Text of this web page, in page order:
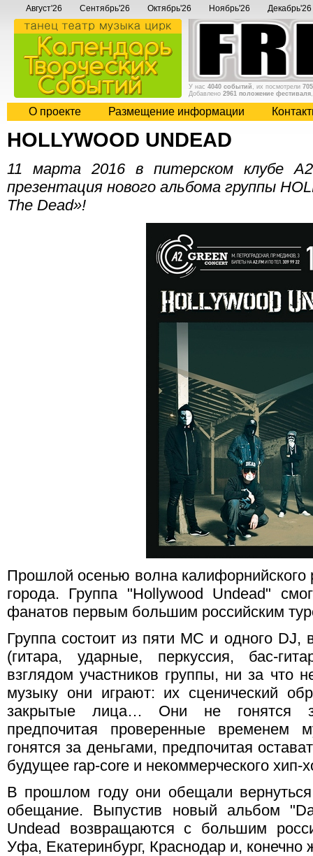
Август'26 Сентябрь'26 Октябрь'26 Ноябрь'26 Декабрь'26
У нас 4040 событий , их посмотрели
Добавлено 2961 положение фестиваля
О проекте Размещение информации
HOLLYWOOD UNDEAD
11 марта 2016 в питерском клубе
презентация нового альбома группы
The Dead»!
Прошлой осенью волна калифорнийского
города. Группа "Hollywood Undead"
фанатов первым большим российским
Группа состоит из пяти MC и одного
(гитара, ударные, перкуссия, бас-
взглядом участников группы, ни за что
музыку они играют: их сценический
закрытые лица… Они не гонятся
предпочитая проверенные
гонятся за деньгами, предпочитая
будущее rap-core и некоммерческого хип-
В прошлом году они обещали
обещание. Выпустив новый альбом
Undead возвращаются с большим
Уфа, Екатеринбург, Краснодар и,